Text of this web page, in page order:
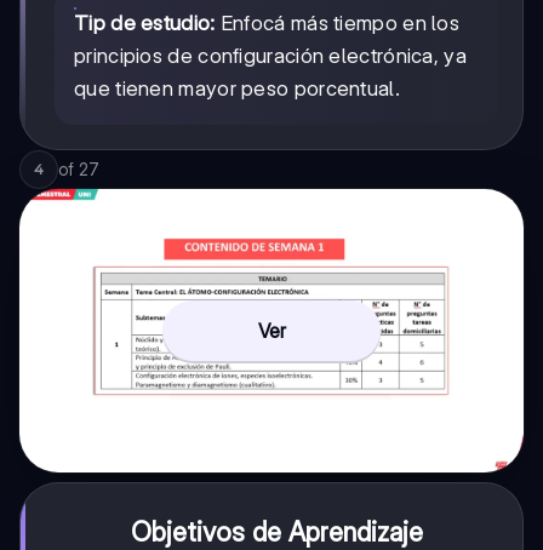
Tip de estudio: Enfocá más tiempo en los
principios de configuración electrónica, ya
que tienen mayor peso porcentual.
4 of 27
Ver
Objetivos de Aprendizaje